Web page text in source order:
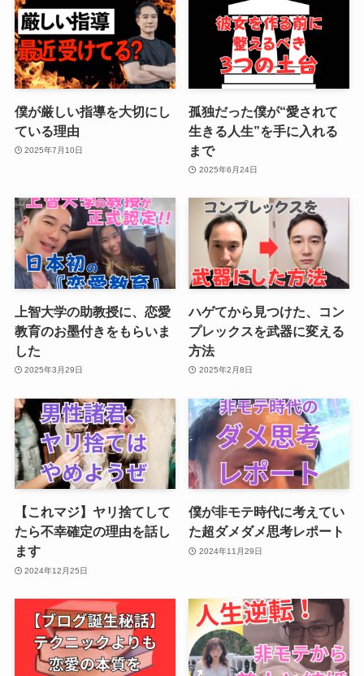
僕が厳しい指導を大切にし
ている理由
2025年7月10日
孤独だった僕が“愛されて
生きる人生”を手に入れる
まで
2025年6月24日
上智大学の助教授に、恋愛
教育のお墨付きをもらいま
した
2025年3月29日
ハゲてから見つけた、コン
プレックスを武器に変える
方法
2025年2月8日
【これマジ】ヤリ捨てして
たら不幸確定の理由を話し
ます
2024年12月25日
僕が非モテ時代に考えてい
た超ダメダメ思考レポート
2024年11月29日